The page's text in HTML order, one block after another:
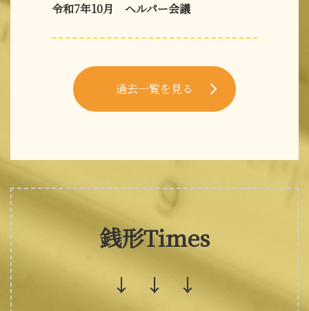
令和7年10月 ヘルパー会議
過去一覧を見る
銭形Times
↓ ↓ ↓